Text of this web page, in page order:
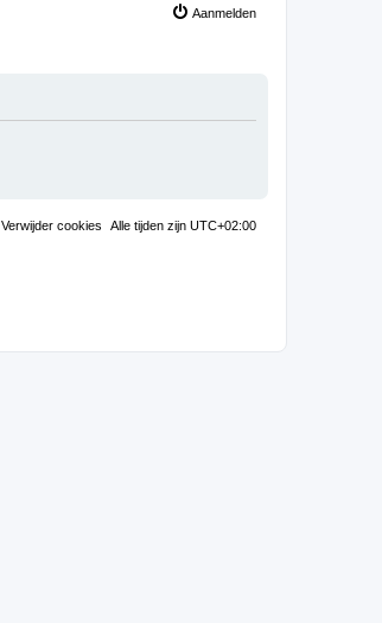
Aanmelden
Alle tijden zijn UTC+02:00
Verwijder cookies